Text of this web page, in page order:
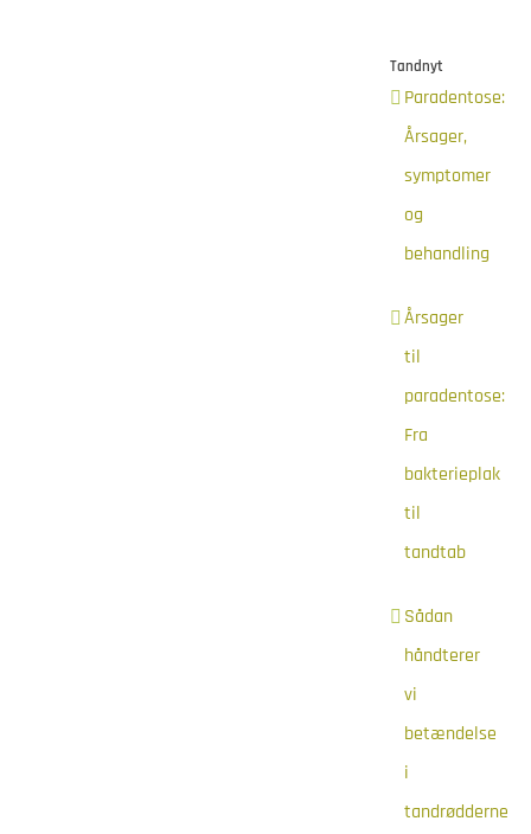
Tandnyt
Paradentose:
Årsager,
symptomer
og
behandling
Årsager
til
paradentose:
Fra
bakterieplak
til
tandtab
Sådan
håndterer
vi
betændelse
i
tandrødderne